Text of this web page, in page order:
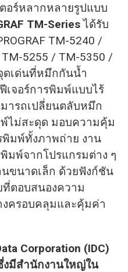
อร์หลากหลายรูปแบบ
TM-Seriesได้รับ
TM-5240 /
5255 / TM-5350 /
ดเด่นที่หมึกกันน้ำ
เจอร์การพิมพ์แบบไร้
ารถเปลี่ยนตลับหมึก
ไม่สะดุด มอบความคุ้ม
มพ์ทั้งภาพถ่าย งาน
มพ์จากโปรแกรมต่าง ๆ
ขนาดเล็ก ด้วยฟังก์ชัน
ตอบสนองความ
งครอบคลุมและคุ้มค่า
Corporation (IDC)
มีสำนักงานใหญ่ใน